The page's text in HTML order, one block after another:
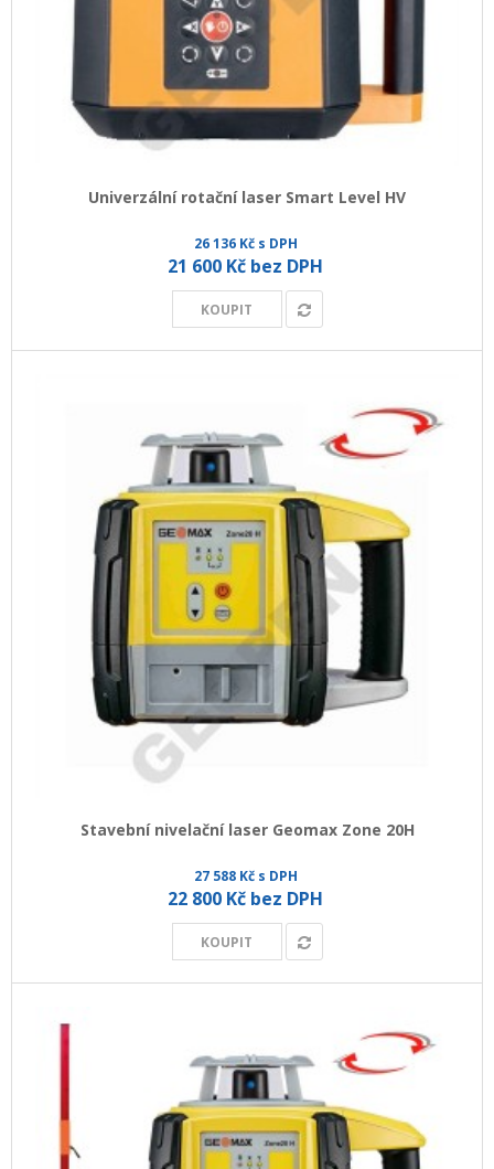
Univerzální rotační laser Smart Level HV
26 136 Kč s DPH
21 600 Kč bez DPH
KOUPIT
Stavební nivelační laser Geomax Zone 20H
27 588 Kč s DPH
22 800 Kč bez DPH
KOUPIT